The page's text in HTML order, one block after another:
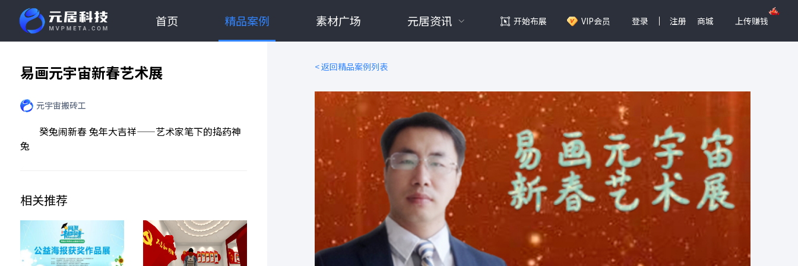
首页 精品案例 素材广场 元居资讯 开始布展 VIP会员 登录 注册 商城 上传赚钱
易画元宇宙新春艺术展
元宇宙搬砖工
癸兔闹新春 兔年大吉祥——艺术家笔下的捣药神
兔
相关推荐
< 返回精品案例列表